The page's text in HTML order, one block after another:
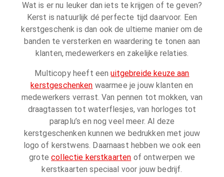
Wat is er nu leuker dan iets te krijgen of te geven?
Kerst is natuurlijk dé perfecte tijd daarvoor. Een
kerstgeschenk is dan ook de ultieme manier om de
banden te versterken en waardering te tonen aan
klanten, medewerkers en zakelijke relaties.
Multicopy heeft eenuitgebreide keuze aan
kerstgeschenken waarmee je jouw klanten en
medewerkers verrast. Van pennen tot mokken, van
draagtassen tot waterflesjes, van horloges tot
paraplu’s en nog veel meer. Al deze
kerstgeschenken kunnen we bedrukken met jouw
logo of kerstwens. Daarnaast hebben we ook een
grotecollectie kerstkaarten of ontwerpen we
kerstkaarten speciaal voor jouw bedrijf.